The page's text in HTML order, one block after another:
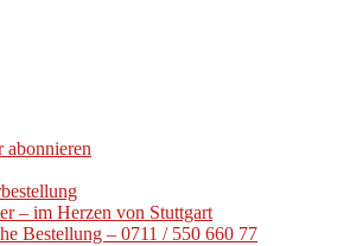
abonnieren
– im Herzen von Stuttgart
Bestellung – 0711 / 550 660 77